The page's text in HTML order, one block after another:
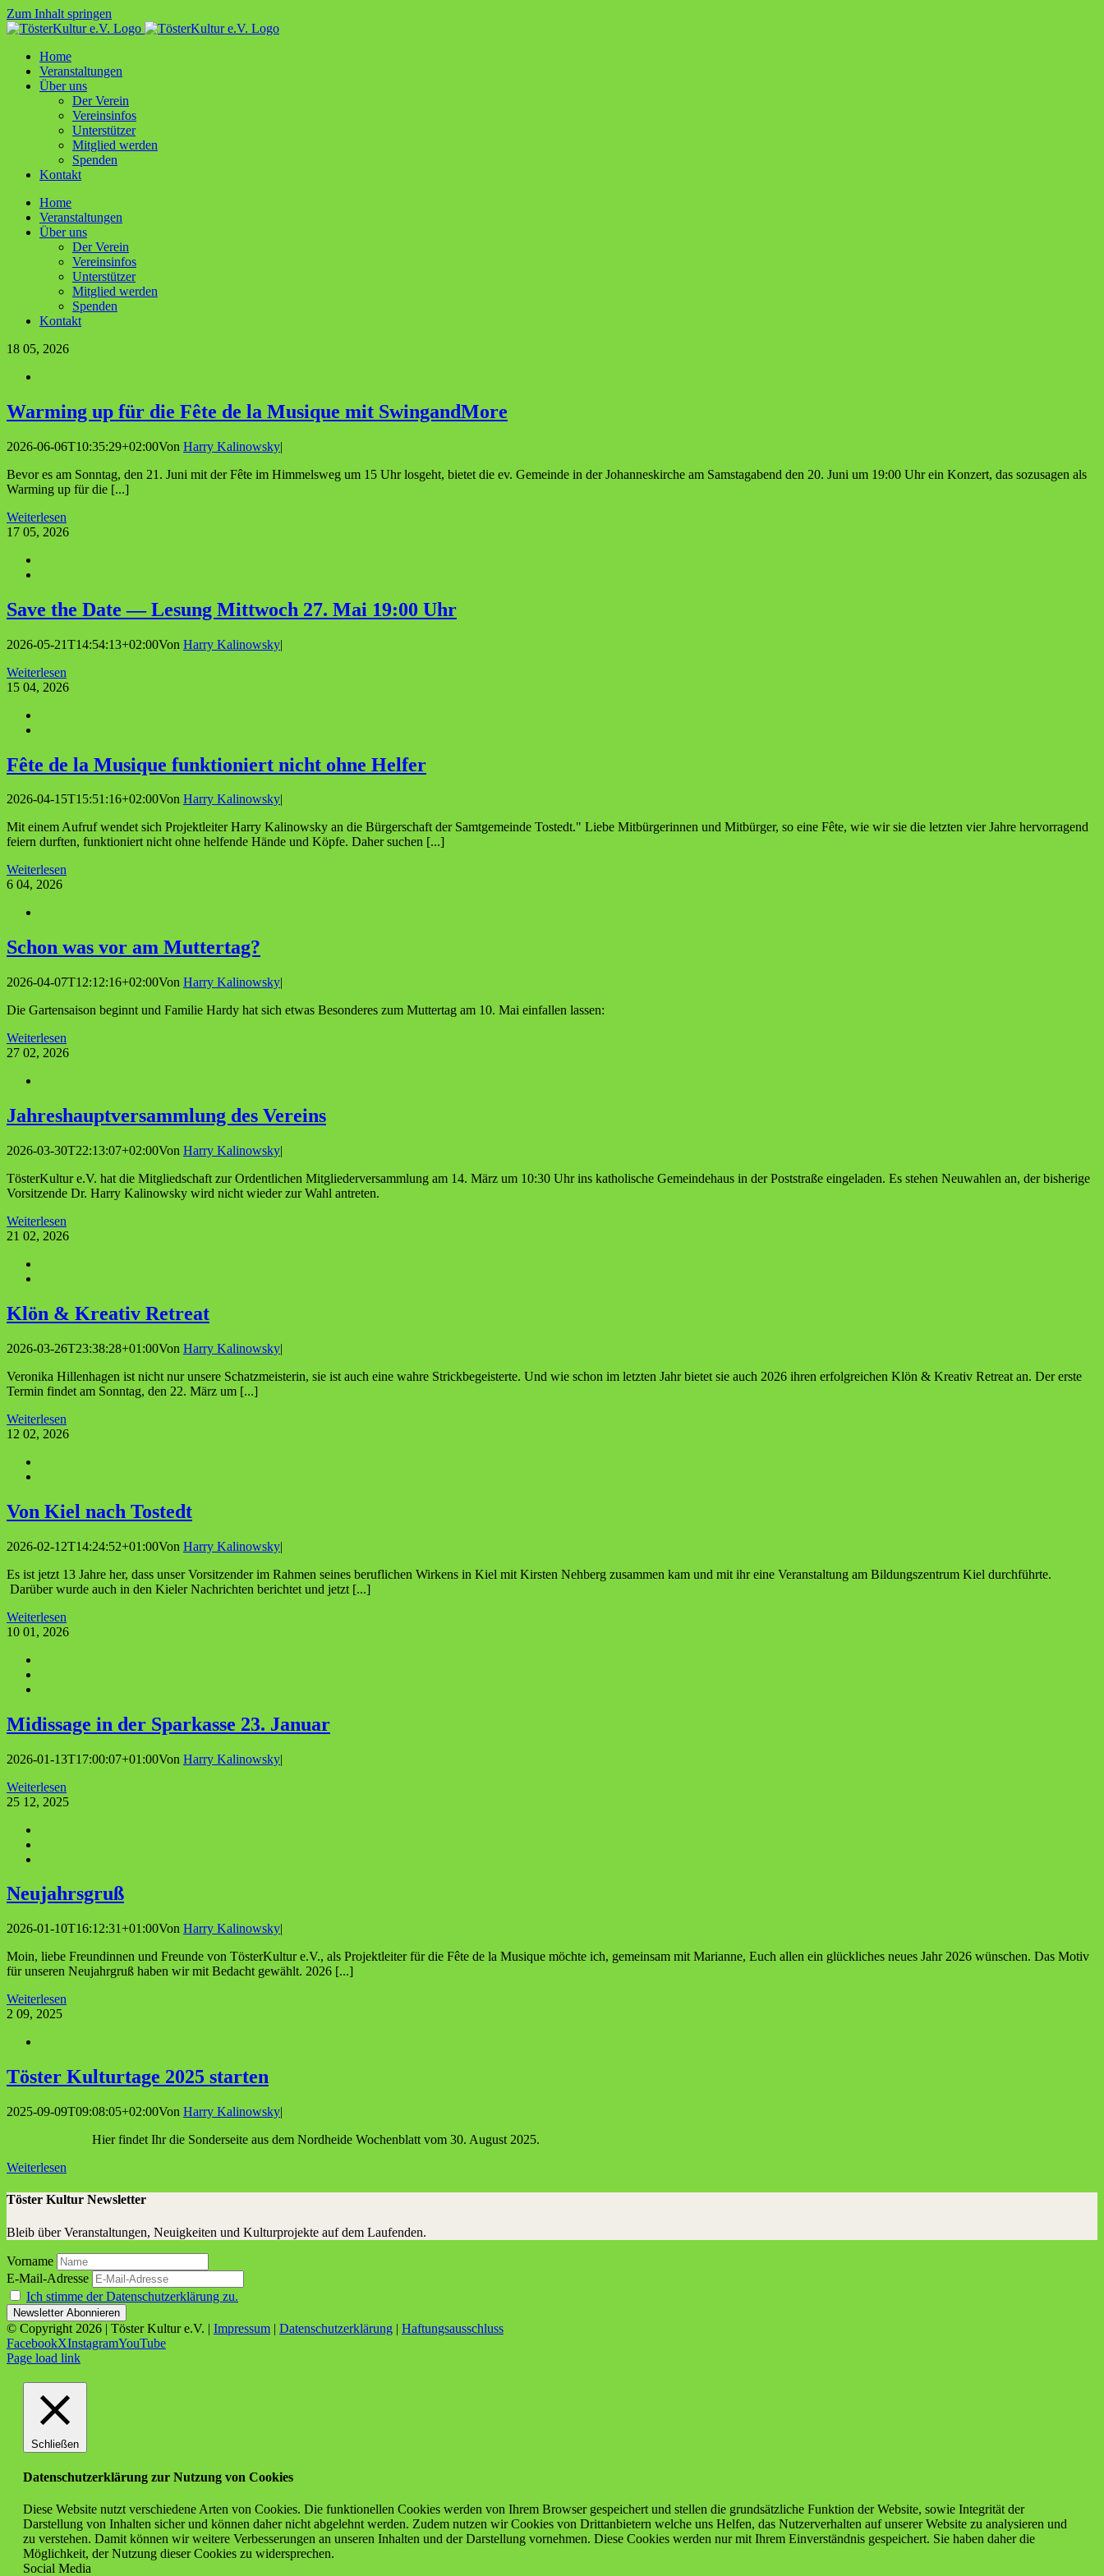
Zum Inhalt springen
Home
Ver­an­stal­tun­gen
Über uns
Der Ver­ein
Ver­ein­sin­fos
Unter­stüt­zer
Mit­glied werden
Spen­den
Kon­takt
Home
Ver­an­stal­tun­gen
Über uns
Der Ver­ein
Ver­ein­sin­fos
Unter­stüt­zer
Mit­glied werden
Spen­den
Kon­takt
18 05, 2026
Warm­ing up für die Fête de la Musi­que mit SwingandMore
2026-06-06T10:35:29+02:00Von Harry Kalinowsky|
Bevor es am Sonntag, den 21. Juni mit der Fête im Himmelsweg um 15 Uhr losgeht, bietet die ev. Gemeinde in der Johanneskirche am Samstagabend den 20. Juni um 19:00 Uhr ein Konzert, das sozusagen als
Warming up für die [...]
Weiterlesen
17 05, 2026
Save the Date — Lesung Mitt­woch 27. Mai 19:00 Uhr
2026-05-21T14:54:13+02:00Von Harry Kalinowsky|
Weiterlesen
15 04, 2026
Fête de la Musi­que funk­tio­niert nicht ohne Helfer
2026-04-15T15:51:16+02:00Von Harry Kalinowsky|
Mit einem Aufruf wendet sich Projektleiter Harry Kalinowsky an die Bürgerschaft der Samtgemeinde Tostedt." Liebe Mitbürgerinnen und Mitbürger, so eine Fête, wie wir sie die letzten vier Jahre hervorragend
feiern durften, funktioniert nicht ohne helfende Hände und Köpfe. Daher suchen [...]
Weiterlesen
6 04, 2026
Schon was vor am Muttertag?
2026-04-07T12:12:16+02:00Von Harry Kalinowsky|
Die Gartensaison beginnt und Familie Hardy hat sich etwas Besonderes zum Muttertag am 10. Mai einfallen lassen:
Weiterlesen
27 02, 2026
Jah­res­haupt­ver­samm­lung des Vereins
2026-03-30T22:13:07+02:00Von Harry Kalinowsky|
TösterKultur e.V. hat die Mitgliedschaft zur Ordentlichen Mitgliederversammlung am 14. März um 10:30 Uhr ins katholische Gemeindehaus in der Poststraße eingeladen. Es stehen Neuwahlen an, der bisherige
Vorsitzende Dr. Harry Kalinowsky wird nicht wieder zur Wahl antreten.
Weiterlesen
21 02, 2026
Klön & Krea­tiv Retreat
2026-03-26T23:38:28+01:00Von Harry Kalinowsky|
Veronika Hillenhagen ist nicht nur unsere Schatzmeisterin, sie ist auch eine wahre Strickbegeisterte. Und wie schon im letzten Jahr bietet sie auch 2026 ihren erfolgreichen Klön & Kreativ Retreat an. Der erste
Termin findet am Sonntag, den 22. März um [...]
Weiterlesen
12 02, 2026
Von Kiel nach Tostedt
2026-02-12T14:24:52+01:00Von Harry Kalinowsky|
Es ist jetzt 13 Jahre her, dass unser Vorsitzender im Rahmen seines beruflichen Wirkens in Kiel mit Kirsten Nehberg zusammen kam und mit ihr eine Veranstaltung am Bildungszentrum Kiel durchführte.
Darüber wurde auch in den Kieler Nachrichten berichtet und jetzt [...]
Weiterlesen
10 01, 2026
Midis­sa­ge in der Spar­kas­se 23. Januar
2026-01-13T17:00:07+01:00Von Harry Kalinowsky|
Weiterlesen
25 12, 2025
Neu­jahrs­gruß
2026-01-10T16:12:31+01:00Von Harry Kalinowsky|
Moin, liebe Freundinnen und Freunde von TösterKultur e.V., als Projektleiter für die Fête de la Musique möchte ich, gemeinsam mit Marianne, Euch allen ein glückliches neues Jahr 2026 wünschen. Das Motiv
für unseren Neujahrgruß haben wir mit Bedacht gewählt. 2026 [...]
Weiterlesen
2 09, 2025
Tös­ter Kul­tur­ta­ge 2025 starten
2025-09-09T09:08:05+02:00Von Harry Kalinowsky|
Hier findet Ihr die Sonderseite aus dem Nordheide Wochenblatt vom 30. August 2025.
Weiterlesen
Töster Kultur Newsletter
Bleib über Veranstaltungen, Neuigkeiten und Kulturprojekte auf dem Laufenden.
Vorname
E-Mail-Adresse
Ich stimme der Datenschutzerklärung zu.
© Copyright 2026 | Töster Kultur e.V. | Impressum | Datenschutzerklärung | Haftungsausschluss
FacebookXInstagramYouTube
Page load link
Schließen
Datenschutzerklärung zur Nutzung von Cookies
Diese Website nutzt verschiedene Arten von Cookies. Die funktionellen Cookies werden von Ihrem Browser gespeichert und stellen die grundsätzliche Funktion der Website, sowie Integrität der
Darstellung von Inhalten sicher und können daher nicht abgelehnt werden. Zudem nutzen wir Cookies von Drittanbietern welche uns Helfen, das Nutzerverhalten auf unserer Website zu analysieren und
zu verstehen. Damit können wir weitere Verbesserungen an unseren Inhalten und der Darstellung vornehmen. Diese Cookies werden nur mit Ihrem Einverständnis gespeichert. Sie haben daher die
Möglichkeit, der Nutzung dieser Cookies zu widersprechen.
Social Media